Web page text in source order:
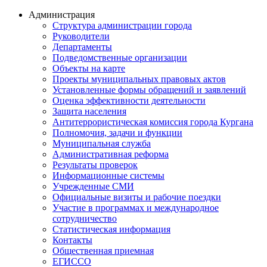
Администрация
Структура администрации города
Руководители
Департаменты
Подведомственные организации
Объекты на карте
Проекты муниципальных правовых актов
Установленные формы обращений и заявлений
Оценка эффективности деятельности
Защита населения
Антитеррористическая комиссия города Кургана
Полномочия, задачи и функции
Муниципальная служба
Административная реформа
Результаты проверок
Информационные системы
Учрежденные СМИ
Официальные визиты и рабочие поездки
Участие в программах и международное
сотрудничество
Статистическая информация
Контакты
Общественная приемная
ЕГИССО